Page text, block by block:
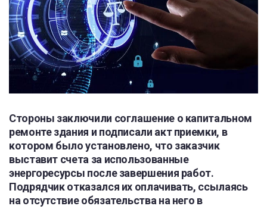
Стороны заключили соглашение о капитальном
ремонте здания и подписали акт приемки, в
котором было установлено, что заказчик
выставит счета за использованные
энергоресурсы после завершения работ.
Подрядчик отказался их оплачивать, ссылаясь
на отсутствие обязательства на него в